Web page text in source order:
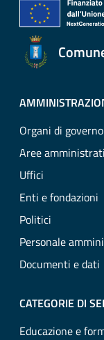
Organi di governo
Aree
Uffici
Enti e fondazioni
Politici
Personale
Documenti e dati
CATEGORIE DI
Educazione e